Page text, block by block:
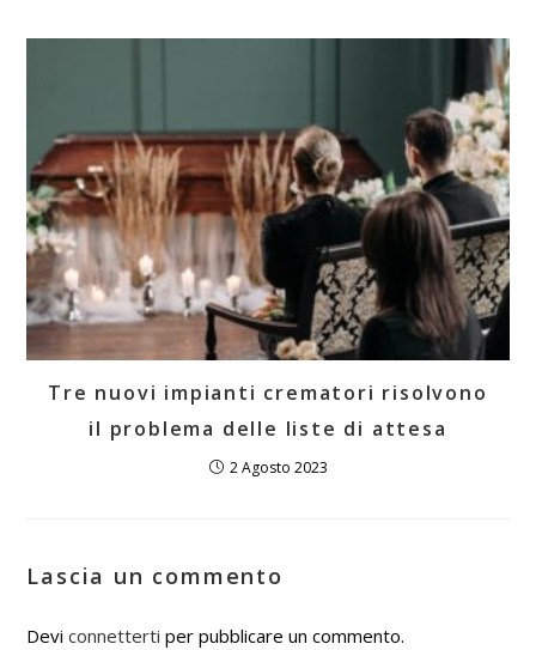
Tre nuovi impianti crematori risolvono
il problema delle liste di attesa
2 Agosto 2023
Lascia un commento
Deviconnetterti per pubblicare un commento.